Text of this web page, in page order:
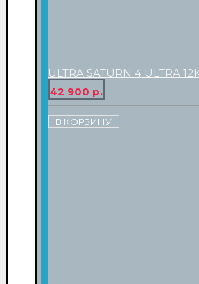
ULTRA SATURN 4 ULTRA
42 900 р.
В КОРЗИНУ